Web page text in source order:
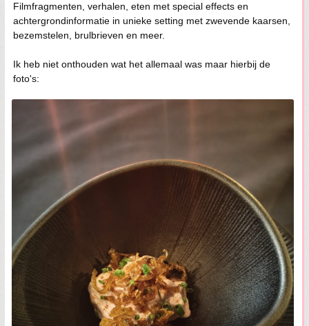
Filmfragmenten, verhalen, eten met special effects en
achtergrondinformatie in unieke setting met zwevende kaarsen,
bezemstelen, brulbrieven en meer.
Ik heb niet onthouden wat het allemaal was maar hierbij de
foto's: